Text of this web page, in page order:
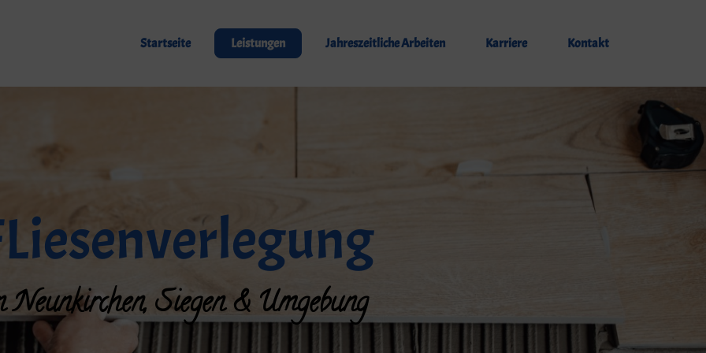
Startseite Leistungen Jahreszeitliche Arbeiten Karriere Kontakt
Neunkirchen, Siegen & Umgebung